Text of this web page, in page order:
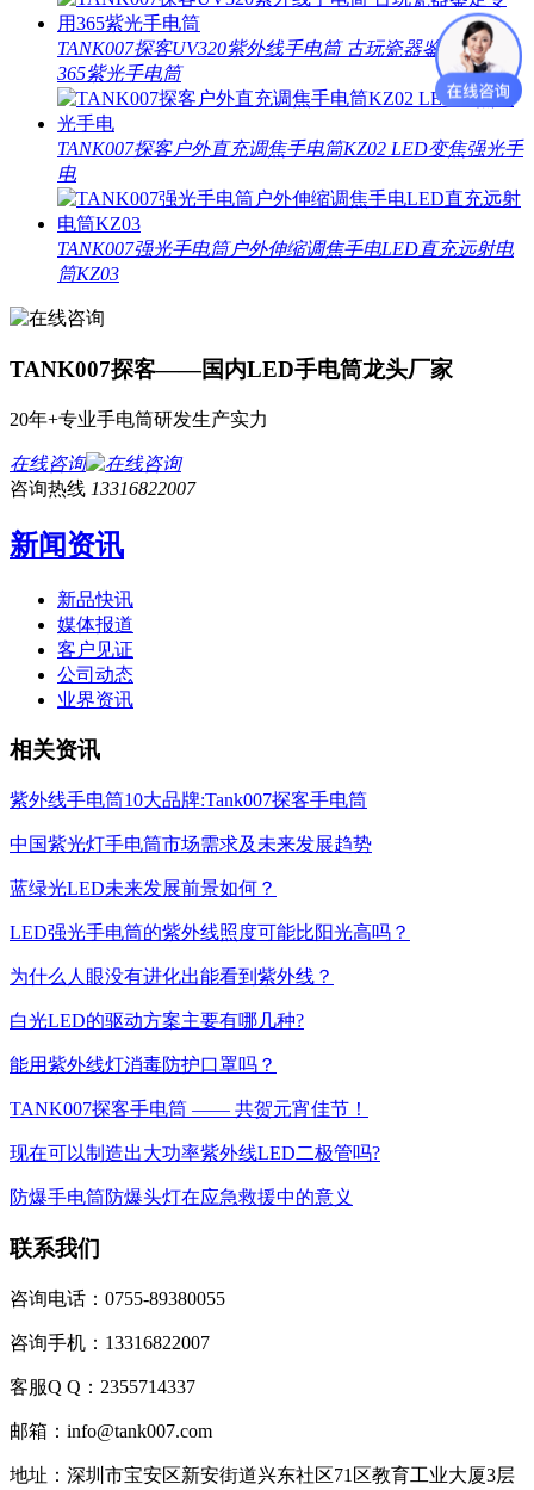
TANK007探客UV320紫外线手电筒 古玩瓷器鉴定专用
365紫光手电筒
TANK007探客户外直充调焦手电筒KZ02 LED变焦强光手
电
TANK007强光手电筒户外伸缩调焦手电LED直充远射电
筒KZ03
TANK007探客——国内LED手电筒龙头厂家
20年+专业手电筒研发生产实力
在线咨询
咨询热线 13316822007
新闻资讯
新品快讯
媒体报道
客户见证
公司动态
业界资讯
相关资讯
紫外线手电筒10大品牌:Tank007探客手电筒
中国紫光灯手电筒市场需求及未来发展趋势
蓝绿光LED未来发展前景如何？
LED强光手电筒的紫外线照度可能比阳光高吗？
为什么人眼没有进化出能看到紫外线？
白光LED的驱动方案主要有哪几种?
能用紫外线灯消毒防护口罩吗？
TANK007探客手电筒 —— 共贺元宵佳节！
现在可以制造出大功率紫外线LED二极管吗?
防爆手电筒防爆头灯在应急救援中的意义
联系我们
咨询电话：0755-89380055
咨询手机：13316822007
客服Q Q：2355714337
邮箱：info@tank007.com
地址：深圳市宝安区新安街道兴东社区71区教育工业大厦3层